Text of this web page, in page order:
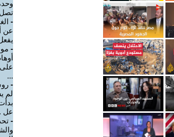
-
عن
-
على
...
-
لم
عل
-